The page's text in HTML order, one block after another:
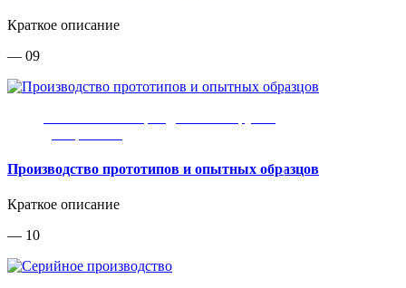
Краткое описание
— 09
Производство прототипов и опытных образцов
Краткое описание
— 10